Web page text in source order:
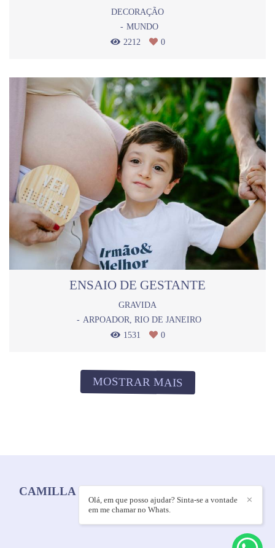
DECORAÇÃO
MUNDO
2212
0
ENSAIO DE GESTANTE
GRAVIDA
ARPOADOR, RIO DE JANEIRO
1531
0
MOSTRAR MAIS
CAMILLA BACELLAR MELLO
✕
Olá, em que posso ajudar? Sinta-se a vontade
em me chamar no Whats.